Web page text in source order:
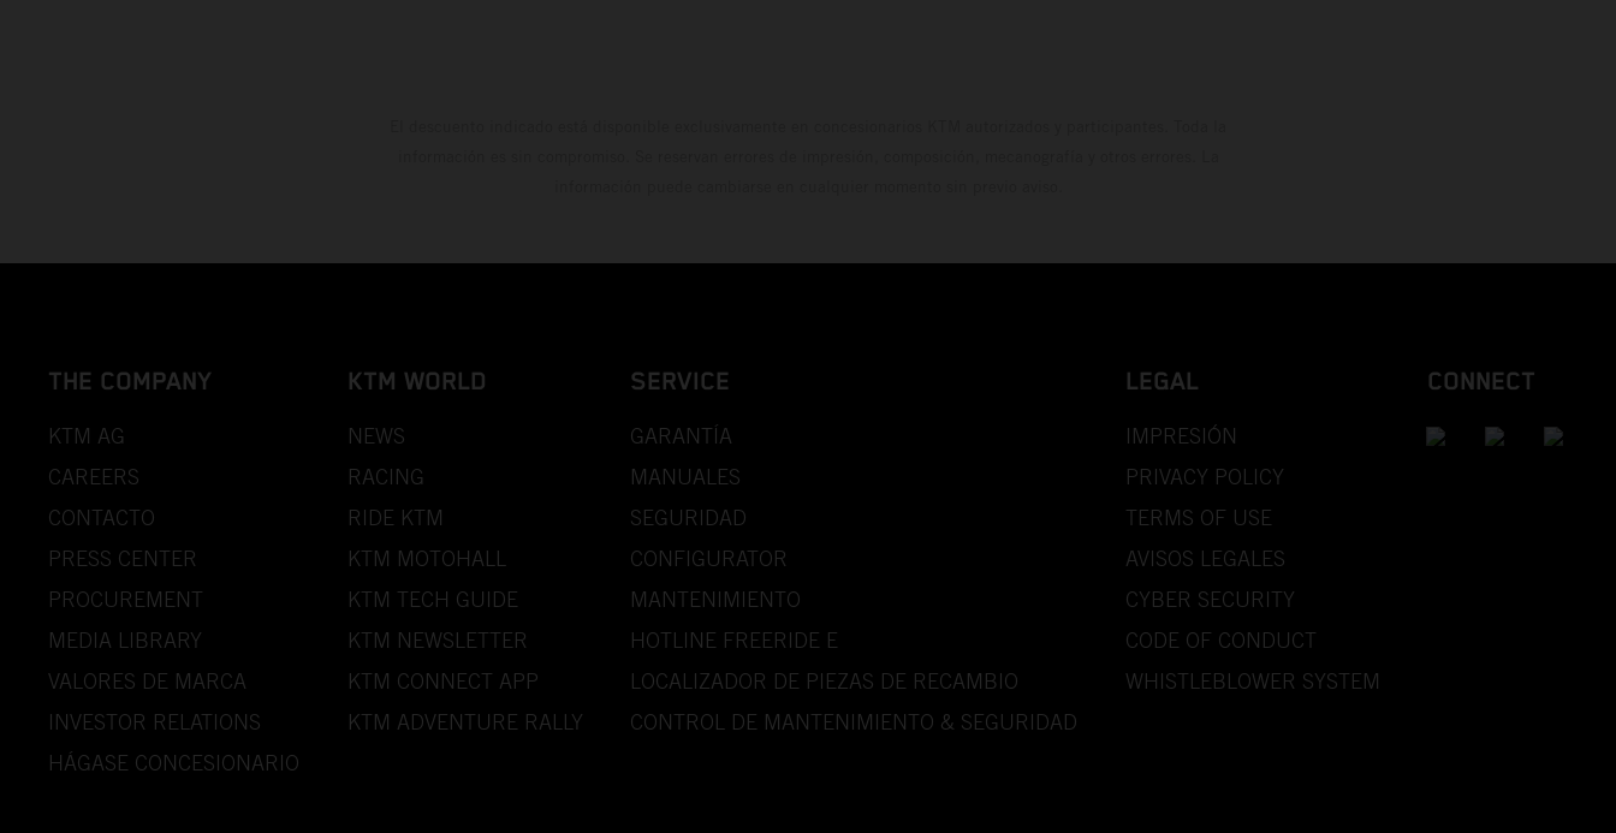
THE COMPANY
KTM AG
CAREERS
CONTACTO
PRESS CENTER
PROCUREMENT
MEDIA LIBRARY
VALORES DE MARCA
INVESTOR RELATIONS
HÁGASE CONCESIONARIO
KTM WORLD
NEWS
RACING
RIDE KTM
KTM MOTOHALL
KTM TECH GUIDE
KTM NEWSLETTER
KTM CONNECT APP
KTM ADVENTURE RALLY
SERVICE
GARANTÍA
MANUALES
SEGURIDAD
CONFIGURATOR
MANTENIMIENTO
HOTLINE FREERIDE E
LOCALIZADOR DE PIEZAS DE RECAMBIO
CONTROL DE MANTENIMIENTO & SEGURIDAD
LEGAL
IMPRESIÓN
PRIVACY POLICY
TERMS OF USE
AVISOS LEGALES
CYBER SECURITY
CODE OF CONDUCT
WHISTLEBLOWER SYSTEM
CONNECT